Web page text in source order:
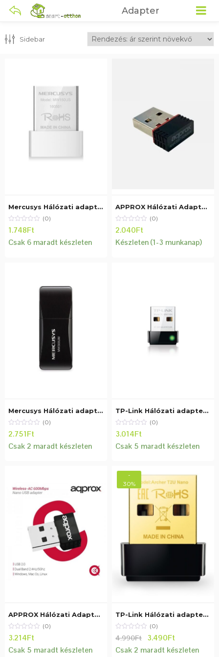
Adapter
Sidebar
Mercusys Hálózati adapter WiFi N150 – MW150US (USB2.0; 150Mpbs 2,4GHz; micro méret)
(0)
1.748Ft
Csak 6 maradt készleten
APPROX Hálózati Adapter – USB, nano, 150 Mbps Wireless N (802.11b/g/n)
(0)
2.040Ft
Készleten (1-3 munkanap)
Mercusys Hálózati adapter WiFi N300 – MW300UM (USB2.0; 300Mpbs 2,4GHz)
(0)
2.751Ft
Csak 2 maradt készleten
TP-Link Hálózati adapter WiFi N – TL-WN725N Nano (USB; 150Mbps, 2,4GHz)
(0)
3.014Ft
Csak 5 maradt készleten
APPROX Hálózati Adapter – USB, nano, Dual-Band, 600 Mbps Wireless N (802.11b/g/n/ac)
(0)
3.214Ft
Csak 5 maradt készleten
-
30%
TP-Link Hálózati adapter WiFi AC600 – Archer T2U NANO (USB; 200Mbps 2,4GHz + 433Mbps 5GHz)
(0)
4.990Ft
Original
price
3.490Ft
price
Csak 2 maradt készleten